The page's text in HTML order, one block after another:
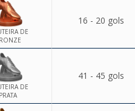
DE
16 - 20 gols
DE
PRATA
41 - 45 gols